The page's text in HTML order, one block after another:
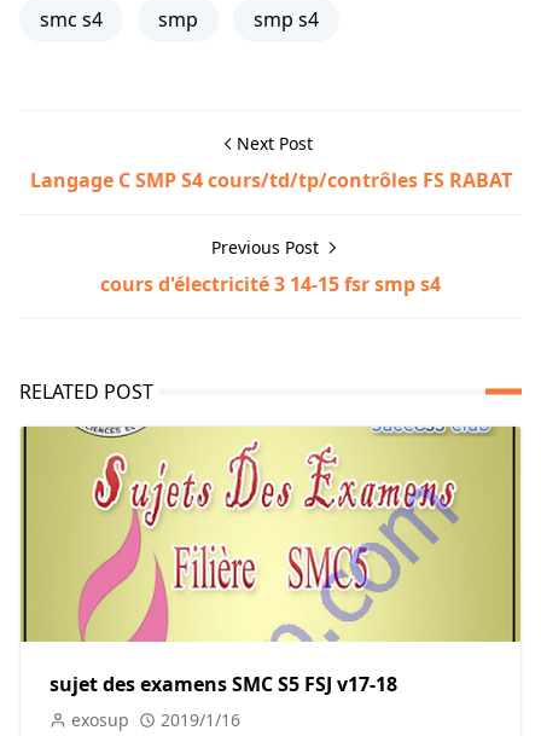
smc s4 smp smp s4
Next Post
Langage C SMP S4 cours/td/tp/contrôles FS RABAT
Previous Post
cours d'électricité 3 14-15 fsr smp s4
RELATED POST
sujet des examens SMC S5 FSJ v17-18
exosup 2019/1/16